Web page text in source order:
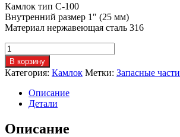
Камлок тип С-100
Внутренний размер 1″ (25 мм)
Материал нержавеющая сталь 316
Количество
товара
Камлок
тип
В корзину
Категория: Камлок Метки: Запасные части
Описание
Детали
Описание